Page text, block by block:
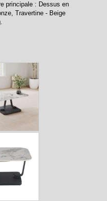
principale : Dessus en
Travertine - Beige